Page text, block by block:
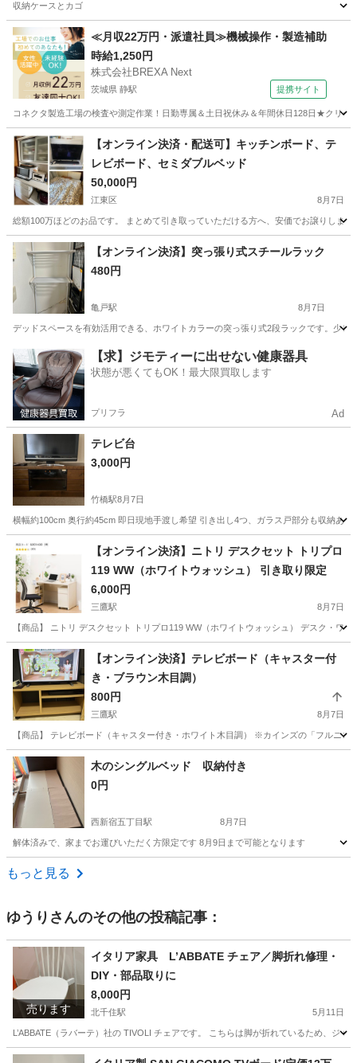
収納ケースとカゴ
東京 多摩市 京王永山駅 収納家具 カゴ
≪月収22万円・派遣社員≫機械操作・製造補助
時給1,250円
株式会社BREXA Next
茨城県 静駅 提携サイト
コネクタ製造工場の検査や測定作業！日勤専属＆土日祝休み＆年間休日128日★クリ
茨城 常陸大宮市 静駅 その他
【オンライン決済・配送可】キッチンボード、テ
レビボード、セミダブルベッド
50,000円
江東区 8月7日
総額100万ほどのお品です。 まとめて引き取っていただける方へ、安価でお譲りしま
東京 江東区 収納家具 譲り
【オンライン決済】突っ張り式スチールラック
480円
亀戸駅 8月7日
デッドスペースを有効活用できる、ホワイトカラーの突っ張り式2段ラックです。少
東京 江東区 亀戸駅 収納家具
【求】ジモティーに出せない健康器具
状態が悪くてもOK！最大限買取します
プリフラ Ad
テレビ台
3,000円
竹橋駅8月7日
横幅約100cm 奥行約45cm 即日現地手渡し希望 引き出し4つ、ガラス戸部分も収納あ
東京 竹橋駅 収納家具
【オンライン決済】ニトリ デスクセット トリプロ
119 WW（ホワイトウォッシュ） 引き取り限定
6,000円
三鷹駅 8月7日
【商品】 ニトリ デスクセット トリプロ119 WW（ホワイトウォッシュ） デスク・
東京 三鷹市 三鷹駅 テーブル
【オンライン決済】テレビボード（キャスター付
き・ブラウン木目調）
800円
三鷹駅 8月7日
【商品】 テレビボード（キャスター付き・ホワイト木目調） ※カインズの「フルニ
東京 三鷹市 収納家具 キャスター
木のシングルベッド 収納付き
0円
西新宿五丁目駅 8月7日
解体済みで、家までお運びいただく方限定です 8月9日まで可能となります
東京 新宿区
もっと見る
ゆうり さんのその他の投稿記事：
売ります
イタリア家具 L’ABBATE チェア／脚折れ修理・
DIY・部品取りに
8,000円
北千住駅 5月11日
L’ABBATE（ラバーテ）社の TIVOLI チェアです。 こちらは脚が折れているため、ジ
東京 足立区 北千住駅